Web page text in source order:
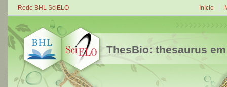
Rede BHL SciELO Início
ThesBio: thesaurus